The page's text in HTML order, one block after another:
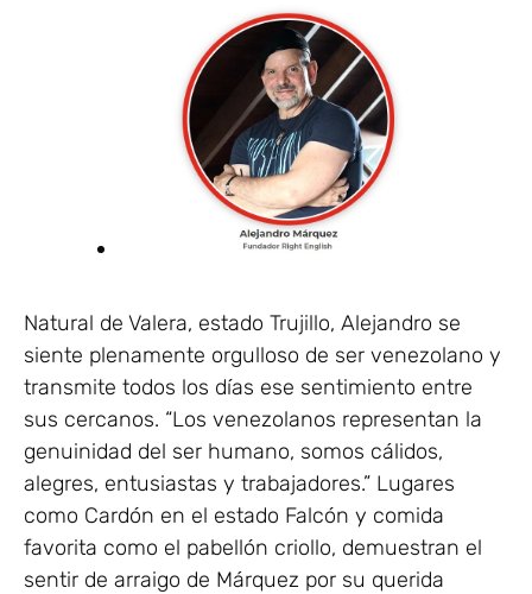
Natural de Valera, estado Trujillo, Alejandro se
siente plenamente orgulloso de ser venezolano y
transmite todos los días ese sentimiento entre
sus cercanos. “Los venezolanos representan la
genuinidad del ser humano, somos cálidos,
alegres, entusiastas y trabajadores.” Lugares
como Cardón en el estado Falcón y comida
favorita como el pabellón criollo, demuestran el
sentir de arraigo de Márquez por su querida